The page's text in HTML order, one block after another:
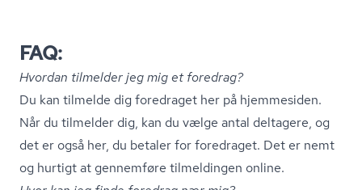
FAQ:
Hvordan tilmelder jeg mig et foredrag?
Du kan tilmelde dig foredraget her på hjemmesiden.
Når du tilmelder dig, kan du vælge antal deltagere, og
det er også her, du betaler for foredraget. Det er nemt
og hurtigt at gennemføre tilmeldingen online.